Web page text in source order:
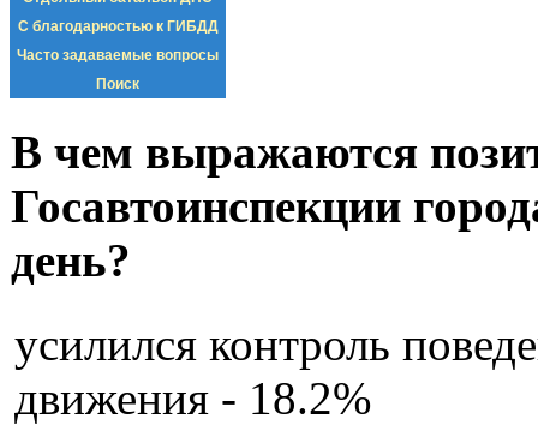
С благодарностью к ГИБДД
Часто задаваемые вопросы
Поиск
В чем выражаются
Госавтоинспекции
день?
усилился контроль
движения - 18.2%